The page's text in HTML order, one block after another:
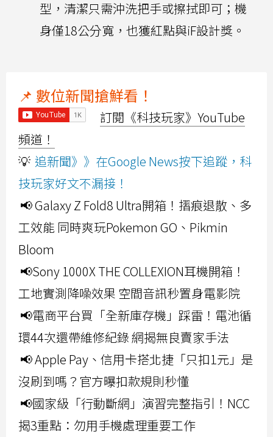
型，清潔只需沖洗把手或擦拭即可；機
身僅18公分寬，也獲紅點與iF設計獎。
📌 數位新聞搶鮮看！
訂閱《科技玩家》YouTube
頻道！
💡 追新聞》》在Google News按下追蹤，科
技玩家好文不漏接！
📢 Galaxy Z Fold8 Ultra開箱！摺痕退散、多
工效能 同時爽玩Pokemon GO、Pikmin
Bloom
📢Sony 1000X THE COLLEXION耳機開箱！
工地實測降噪效果 空間音訊秒置身電影院
📢電商平台買「全新庫存機」踩雷！電池循
環44次還帶維修紀錄 網揭無良賣家手法
📢 Apple Pay、信用卡搭北捷「只扣1元」是
沒刷到嗎？官方曝扣款規則秒懂
📢國家級「行動斷網」演習完整指引！NCC
揭3重點：勿用手機處理重要工作